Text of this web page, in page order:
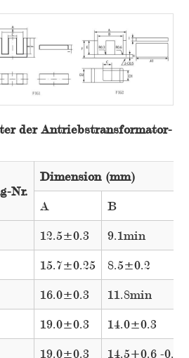
der Antriebstransformator-
Nr.
Dimension (mm)
A
B
12.5±0.3
9.1min
15.7±0.25
8.5±0.2
16.0±0.3
11.8min
19.0±0.3
14.0±0.3
19.0±0.3 14.5+0.6 -0.3